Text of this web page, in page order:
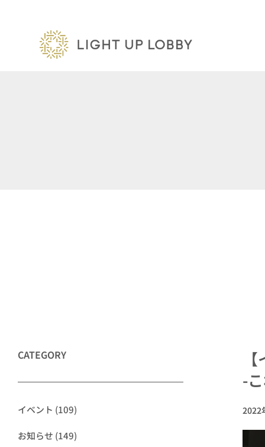
CATEGORY
イベント (109)
お知らせ (149)
-
2022